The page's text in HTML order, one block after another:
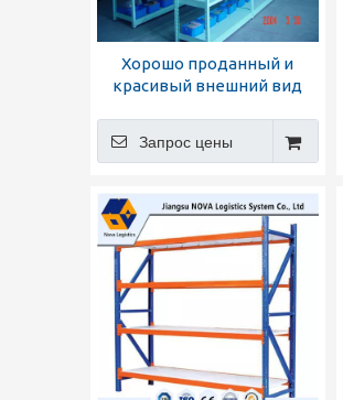
Хорошо проданный и
красивый внешний вид
Запрос цены